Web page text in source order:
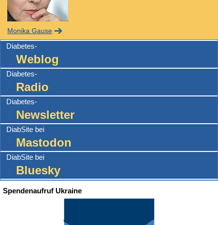
Monika Gause
Diabetes-
Weblog
Diabetes-
Radio
Diabetes-
Newsletter
DiabSite bei
Mastodon
DiabSite bei
Bluesky
Spendenaufruf Ukraine